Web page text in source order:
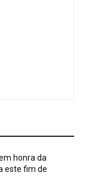
honra da
este fim de